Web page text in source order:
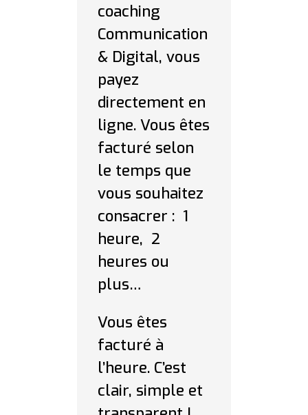
coaching
Communication
& Digital, vous
payez
directement en
ligne. Vous êtes
facturé selon
le temps que
vous souhaitez
consacrer : 1
heure, 2
heures ou
plus…
Vous êtes
facturé à
l’heure. C’est
clair, simple et